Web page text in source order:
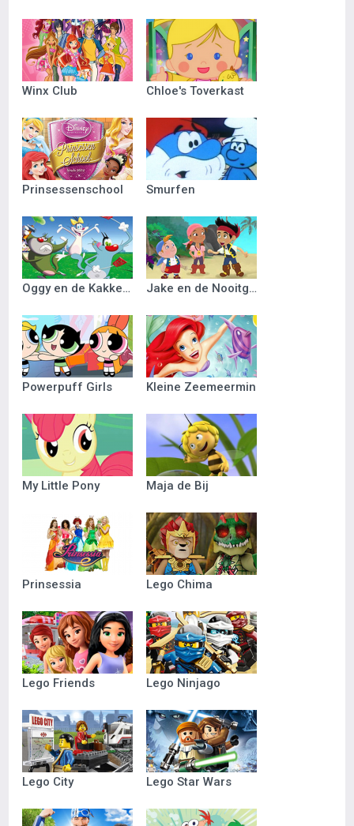
Winx Club Chloe's Toverkast
Prinsessenschool Smurfen
Oggy en de Kakkerlakken Jake en de Nooitgedacht Piraten
Powerpuff Girls Kleine Zeemeermin
My Little Pony Maja de Bij
Prinsessia Lego Chima
Lego Friends Lego Ninjago
Lego City Lego Star Wars